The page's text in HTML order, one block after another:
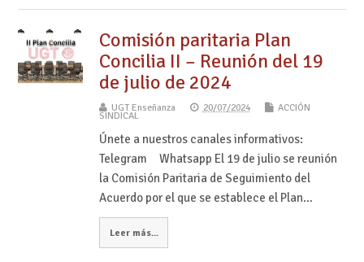
Comisión paritaria Plan
Concilia II – Reunión del 19
de julio de 2024
UGT Enseñanza 20/07/2024 ACCIÓN
SINDICAL
Únete a nuestros canales informativos:
Telegram Whatsapp El 19 de julio se reunión
la Comisión Paritaria de Seguimiento del
Acuerdo por el que se establece el Plan…
Leer más...